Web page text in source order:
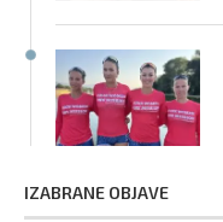
IZABRANE OBJAVE